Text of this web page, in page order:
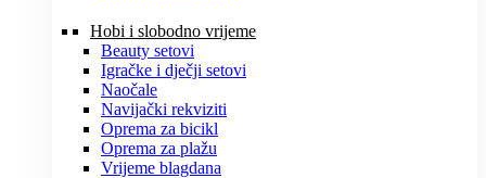
Hobi i slobodno vrijeme
Beauty setovi
Igračke i dječji setovi
Naočale
Navijački rekviziti
Oprema za bicikl
Oprema za plažu
Vrijeme blagdana